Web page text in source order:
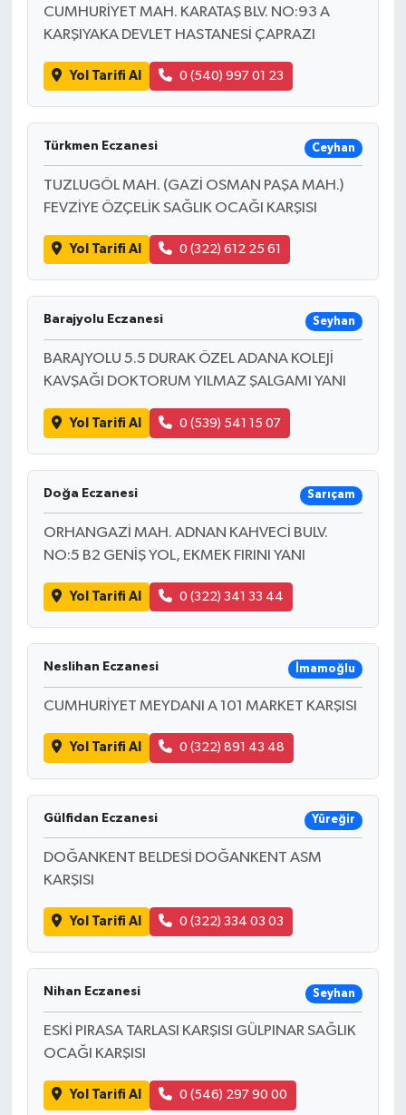
CUMHURİYET MAH. KARATAŞ BLV. NO:93 A
KARŞIYAKA DEVLET HASTANESİ ÇAPRAZI
Yol Tarifi Al 0 (540) 997 01 23
Türkmen Eczanesi Ceyhan
TUZLUGÖL MAH. (GAZİ OSMAN PAŞA MAH.)
FEVZİYE ÖZÇELİK SAĞLIK OCAĞI KARŞISI
Yol Tarifi Al 0 (322) 612 25 61
Barajyolu Eczanesi Seyhan
BARAJYOLU 5.5 DURAK ÖZEL ADANA KOLEJİ
KAVŞAĞI DOKTORUM YILMAZ ŞALGAMI YANI
Yol Tarifi Al 0 (539) 541 15 07
Doğa Eczanesi Sarıçam
ORHANGAZİ MAH. ADNAN KAHVECİ BULV.
NO:5 B2 GENİŞ YOL, EKMEK FIRINI YANI
Yol Tarifi Al 0 (322) 341 33 44
Neslihan Eczanesi İmamoğlu
CUMHURİYET MEYDANI A 101 MARKET KARŞISI
Yol Tarifi Al 0 (322) 891 43 48
Gülfidan Eczanesi Yüreğir
DOĞANKENT BELDESİ DOĞANKENT ASM
KARŞISI
Yol Tarifi Al 0 (322) 334 03 03
Nihan Eczanesi Seyhan
ESKİ PIRASA TARLASI KARŞISI GÜLPINAR SAĞLIK
OCAĞI KARŞISI
Yol Tarifi Al 0 (546) 297 90 00